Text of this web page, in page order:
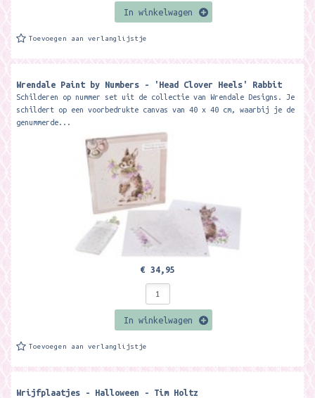
In winkelwagen
Toevoegen aan verlanglijstje
Wrendale Paint by Numbers - 'Head Clover Heels' Rabbit
Schilderen op nummer set uit de collectie van Wrendale Designs. Je
schildert op een voorbedrukte canvas van 40 x 40 cm, waarbij je de
genummerde...
€ 34,95
In winkelwagen
Toevoegen aan verlanglijstje
Wrijfplaatjes - Halloween - Tim Holtz